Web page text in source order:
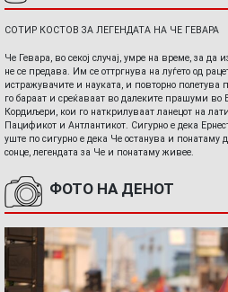
СОТИР КОСТОВ ЗА ЛЕГЕНДАТА НА ЧЕ ГЕВАРА
Че Гевара, во секој случај, умре на време, за да
не се предава. Им се оттргнува на луѓето од
истражувачите и науката, и повторно полетува
го бараат и среќаваат во далеките прашуми во
Кордиљери, кои го наткрилуваат ланецот на
Пацификот и Антлантикот. Сигурно е дека
уште по сигурно е дека Че останува и понатаму
сонце, легендата за Че и понатаму живее.
ФОТО НА ДЕНОТ